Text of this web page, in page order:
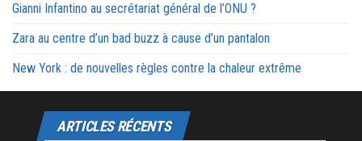
Gianni Infantino au secrétariat général de l’ONU ?
Zara au centre d’un bad buzz à cause d’un pantalon
New York : de nouvelles règles contre la chaleur extrême
ARTICLES RÉCENTS